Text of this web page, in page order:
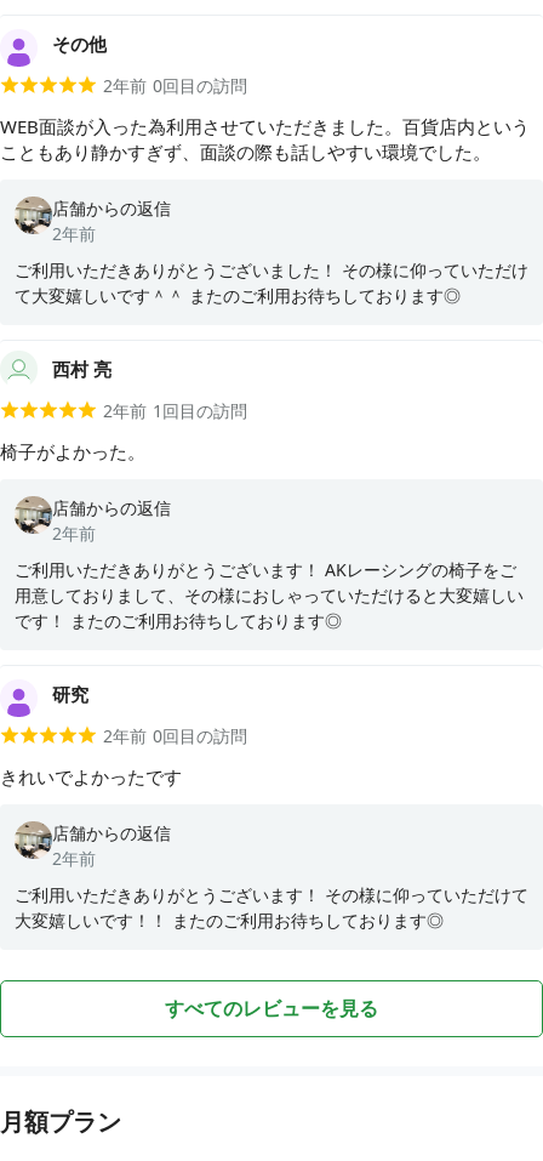
その他
2年前 0回目の訪問
WEB面談が入った為利用させていただきました。百貨店内という
こともあり静かすぎず、面談の際も話しやすい環境でした。
店舗からの返信
2年前
ご利用いただきありがとうございました！ その様に仰っていただけ
て大変嬉しいです＾＾ またのご利用お待ちしております◎
西村 亮
2年前 1 回目の訪問
椅子がよかった。
店舗からの返信
2年前
ご利用いただきありがとうございます！ AKレーシングの椅子をご
用意しておりまして、その様におしゃっていただけると大変嬉しい
です！ またのご利用お待ちしております◎
研究
2年前 0回目の訪問
きれいでよかったです
店舗からの返信
2年前
ご利用いただきありがとうございます！ その様に仰っていただけて
大変嬉しいです！！ またのご利用お待ちしております◎
すべてのレビューを見る
月額プラン